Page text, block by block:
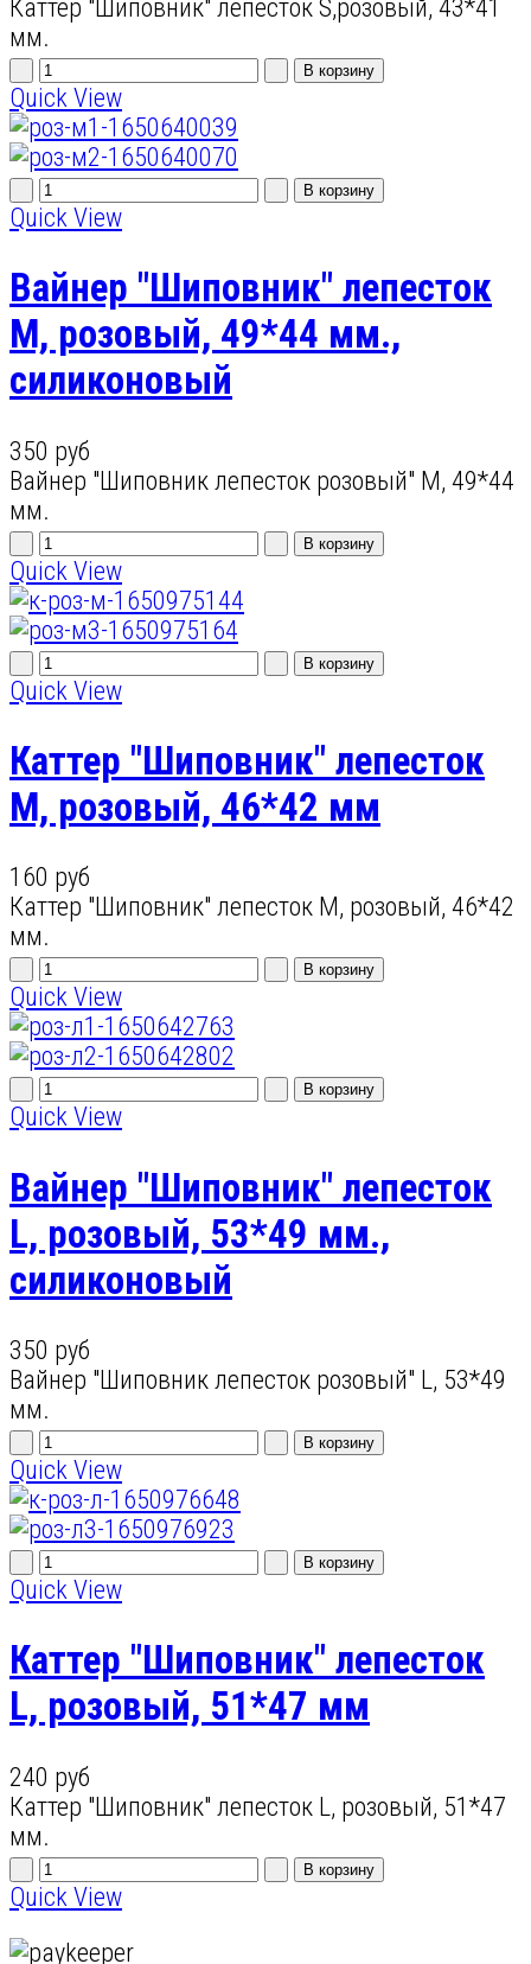
Каттер "Шиповник" лепесток S,розовый, 43*41
мм.
Quick View
Quick View
Вайнер "Шиповник" лепесток
М, розовый, 49*44 мм.,
силиконовый
350 руб
Вайнер "Шиповник лепесток розовый" М, 49*44
мм.
Quick View
Quick View
Каттер "Шиповник" лепесток
M, розовый, 46*42 мм
160 руб
Каттер "Шиповник" лепесток M, розовый, 46*42
мм.
Quick View
Quick View
Вайнер "Шиповник" лепесток
L, розовый, 53*49 мм.,
силиконовый
350 руб
Вайнер "Шиповник лепесток розовый" L, 53*49
мм.
Quick View
Quick View
Каттер "Шиповник" лепесток
L, розовый, 51*47 мм
240 руб
Каттер "Шиповник" лепесток L, розовый, 51*47
мм.
Quick View